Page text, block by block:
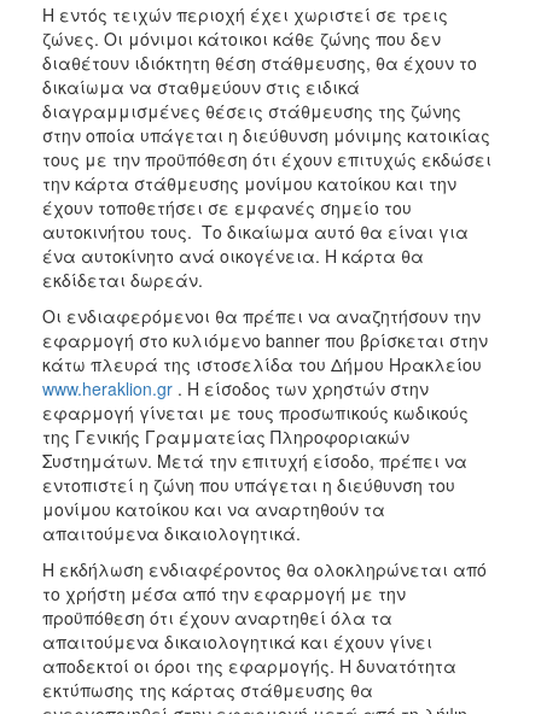
2006
ΔΗΜΟΤΗΣ
ΕΠΙΣΚΕΠΤΗΣ
ΗΡΑΚΛΕΙΟ
Η εντός τειχών περιοχή έχει χωριστεί σε τρεις
ζώνες. Οι μόνιμοι κάτοικοι κάθε ζώνης που δεν
διαθέτουν ιδιόκτητη θέση στάθμευσης, θα έχουν το
δικαίωμα να σταθμεύουν στις ειδικά
διαγραμμισμένες θέσεις στάθμευσης της ζώνης
στην οποία υπάγεται η διεύθυνση μόνιμης κατοικίας
τους με την προϋπόθεση ότι έχουν επιτυχώς εκδώσει
την κάρτα στάθμευσης μονίμου κατοίκου και την
έχουν τοποθετήσει σε εμφανές σημείο του
αυτοκινήτου τους. Το δικαίωμα αυτό θα είναι για
ένα αυτοκίνητο ανά οικογένεια. Η κάρτα θα
εκδίδεται δωρεάν.
Οι ενδιαφερόμενοι θα πρέπει να αναζητήσουν την
εφαρμογή στο κυλιόμενο banner που βρίσκεται στην
κάτω πλευρά της ιστοσελίδα του Δήμου Ηρακλείου
www.heraklion.gr . Η είσοδος των χρηστών στην
εφαρμογή γίνεται με τους προσωπικούς κωδικούς
της Γενικής Γραμματείας Πληροφοριακών
Συστημάτων. Μετά την επιτυχή είσοδο, πρέπει να
εντοπιστεί η ζώνη που υπάγεται η διεύθυνση του
μονίμου κατοίκου και να αναρτηθούν τα
απαιτούμενα δικαιολογητικά.
Η εκδήλωση ενδιαφέροντος θα ολοκληρώνεται από
το χρήστη μέσα από την εφαρμογή με την
προϋπόθεση ότι έχουν αναρτηθεί όλα τα
απαιτούμενα δικαιολογητικά και έχουν γίνει
αποδεκτοί οι όροι της εφαρμογής. Η δυνατότητα
εκτύπωσης της κάρτας στάθμευσης θα